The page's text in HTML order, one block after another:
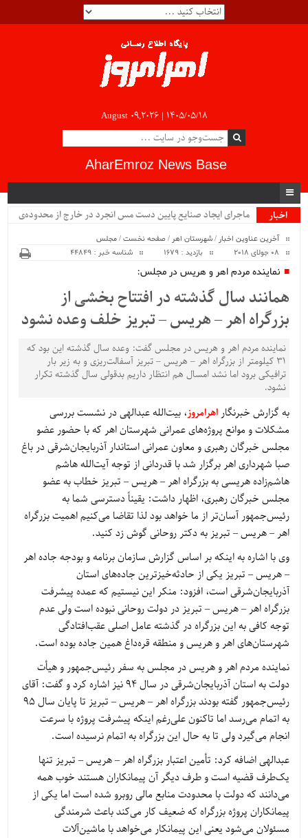
August 09,2026 | ۱۴۰۵/۰۵/۱۸
AharEmroz News Base
اخبار
ماجرای ایجاد صنایع پایین دست مس انجرد در خارج از محدوده‌ی
آخرین عناوین اخبار /شهرستان اهر /صفحه نخست/مجلس
بازدید : 1679 شناسه خبر : 44849
نماینده مردم اهر و هریس در مجلس:
همانند سال گذشته در افتتاح بخشی از
بزرگراه اهر – هریس – تبریز خلف وعده نشود
نماینده مردم اهر و هریس در مجلس گفت: وعده سال گذشته این بود که
31 کیلومتر از بزرگراه اهر – هریس – تبریز آسفالت‌ریزی و به زیر بار
ترافیکی برود اما نشد امسال هم انتظار داریم بدقولی سال گذشته تکرار
نشود.
به گزارش خبرنگاراهرامروز، بیت‌الله عبدالهی در نشست بررسی
مشکلات و موانع پروژه‌های عمرانی شهرستان اهر که با حضور عضو
مجلس خبرگان رهبری و معاون عمرانی استاندار آذربایجان‌شرقی در باغ
صبا شهرداری اهر برگزار شد با قدردانی از توجه آیت‌الله هاشم
هاشم‌زاده هریسی به بزرگراه اهر – هریس – تبریز خطاب به عضو
مجلس خبرگان رهبری، اظهار داشت: یقیناً دسترسی شما به
رئیس‌جمهور آسان‌تر از ما خواهد بود لذا تقاضا می‌کنیم اهمیت بزرگراه
اهر – هریس – تبریز به دکتر روحانی گوش زد کنید.
وی با اشاره به اینکه بر اساس گزارش سازمان برنامه و بودجه جاده اهر
– هریس – تبریز یکی از حادثه‌خیزترین جاده‌های استان
آذربایجان‌شرقی است، افزود: منکر این نیستیم که عمده پیشرفت
بزرگراه اهر – هریس – تبریز در دولت روحانی نبوده است ولی عدم
توجه کافی به این بزرگراه در گذشته عامل اصلی عقب‌افتادگی
شهرستان‌های اهر و هریس و منطقه قره‌داغ همین جاده بوده است.
نماینده مردم اهر و هریس در مجلس به سفر رئیس‌جمهور و هیأت
دولت به استان آذربایجان‌شرقی در سال 94 نیز اشاره کرد و گفت: آقای
رئیس‌جمهور گفته بودند بزرگراه اهر – هریس – تبریز تا پایان سال 95
به اتمام می‌رسد اما تاکنون علی‌رغم اینکه پیشرفت پروژه با سرعت
انجام می‌گیرد ولی تا به حال این بزرگراه به اتمام نرسیده است.
عبدالهی اضافه کرد: تأمین اعتبار بزرگراه اهر – هریس – تبریز تنها
یک‌طرف قضیه است و طرف دیگر آن پیمانکاران هستند خوب همه
می‌دانند که دولت با محدودت منابع مالی روبرو شده است اما یکی از
پیمانکاران پروژه بزرگراه که ضعیف کار می‌کند باعث شرمندگی
مسئولان می‌شود یعنی این پیمانکار می‌خواهد با ماشین‌آلات